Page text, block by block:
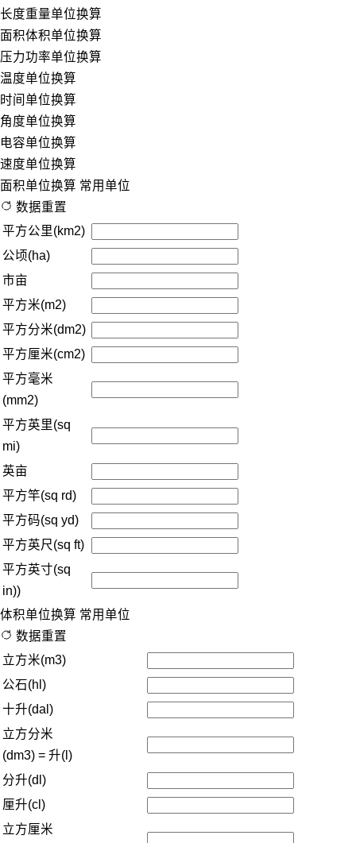
长度重量单位换算
面积体积单位换算
压力功率单位换算
温度单位换算
时间单位换算
角度单位换算
电容单位换算
速度单位换算
面积单位换算 常用单位
数据重置
平方公里(km2)
公顷(ha)
市亩
平方米(m2)
平方分米(dm2)
平方厘米(cm2)
平方毫米
(mm2)
平方英里(sq
mi)
英亩
平方竿(sq rd)
平方码(sq yd)
平方英尺(sq ft)
平方英寸(sq
in))
体积单位换算 常用单位
数据重置
立方米(m3)
公石(hl)
十升(dal)
立方分米
(dm3) = 升(l)
分升(dl)
厘升(cl)
立方厘米